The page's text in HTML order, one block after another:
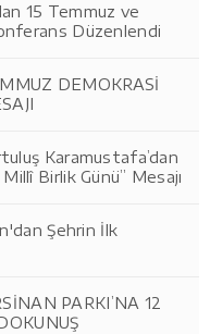
15 Temmuz ve
Düzenlendi
DEMOKRASİ
Karamustafa’dan
Birlik Günü” Mesajı
Şehrin İlk
PARKI’NA 12